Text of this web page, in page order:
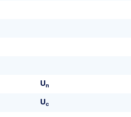
Un
Uc